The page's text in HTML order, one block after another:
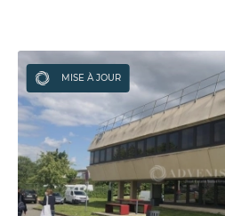
MISE À JOUR